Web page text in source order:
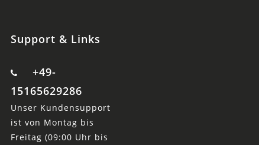
Support & Links
+49-
15165629286
Unser Kundensupport
ist von Montag bis
Freitag (09:00 Uhr bis